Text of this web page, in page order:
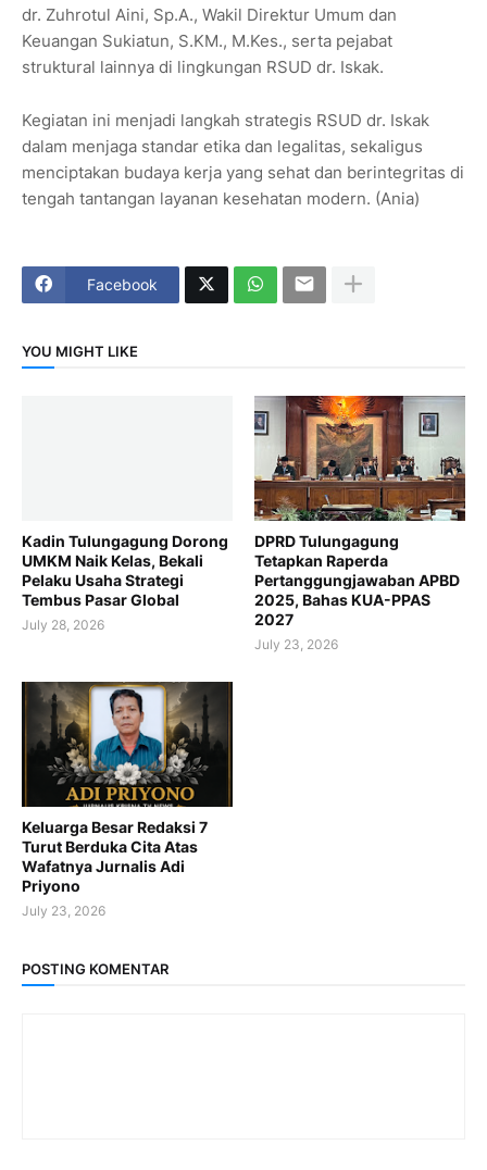
dr. Zuhrotul Aini, Sp.A., Wakil Direktur Umum dan
Keuangan Sukiatun, S.KM., M.Kes., serta pejabat
struktural lainnya di lingkungan RSUD dr. Iskak.
Kegiatan ini menjadi langkah strategis RSUD dr. Iskak
dalam menjaga standar etika dan legalitas, sekaligus
menciptakan budaya kerja yang sehat dan berintegritas di
tengah tantangan layanan kesehatan modern. (Ania)
Facebook
YOU MIGHT LIKE
Kadin Tulungagung Dorong
UMKM Naik Kelas, Bekali
Pelaku Usaha Strategi
Tembus Pasar Global
July 28, 2026
DPRD Tulungagung
Tetapkan Raperda
Pertanggungjawaban APBD
2025, Bahas KUA-PPAS
2027
July 23, 2026
Keluarga Besar Redaksi 7
Turut Berduka Cita Atas
Wafatnya Jurnalis Adi
Priyono
July 23, 2026
POSTING KOMENTAR